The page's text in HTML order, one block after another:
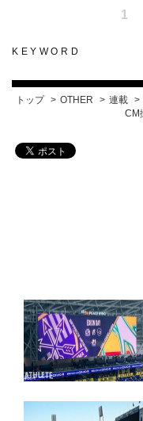
1
KEYWORD
トップ OTHER 連載
CM